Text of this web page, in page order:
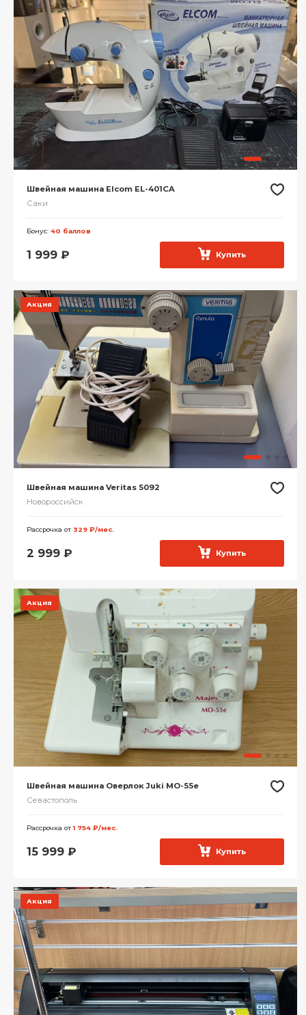
Швейная машина Elcom EL-401CA
Саки
Бонус: 40 баллов
1 999 ₽ Купить
Акция
Швейная машина Veritas 5092
Новороссийск
Рассрочка от 329 ₽/мес.
2 999 ₽ Купить
Акция
Швейная машина Оверлок Juki MO-55e
Севастополь
Рассрочка от1 754 ₽/мес.
15 999 ₽ Купить
Акция